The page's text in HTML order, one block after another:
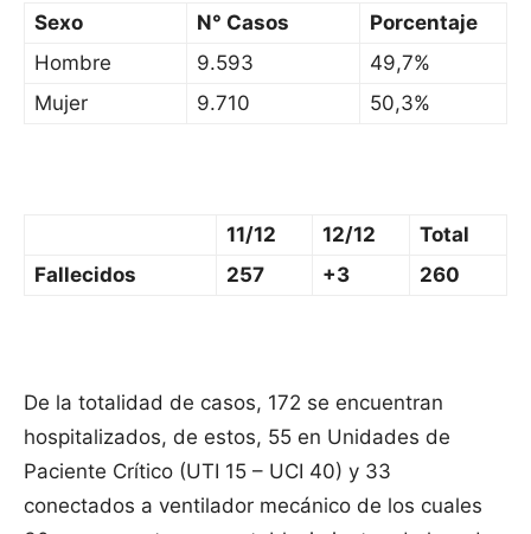
Sexo N° Casos
Porcentaje
Hombre
9.593
49,7%
Mujer
9.710 50,3%
11/12 12/12
Total
Fallecidos
257 +3 260
De la totalidad de casos, 172 se encuentran
hospitalizados, de estos, 55 en Unidades de
Paciente Crítico (UTI 15 – UCI 40) y 33
conectados a ventilador mecánico de los cuales